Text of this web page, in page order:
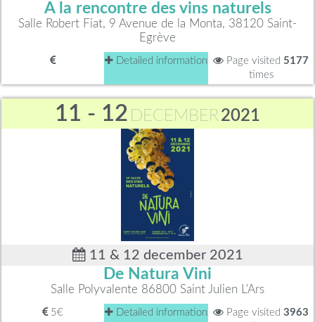
A la rencontre des vins naturels
Salle Robert Fiat, 9 Avenue de la Monta, 38120 Saint-
Egrève
Detailed information Page visited 5177
times
11 - 12 DECEMBER2021
11 & 12 december 2021
De Natura Vini
Salle Polyvalente 86800 Saint Julien L'Ars
5€ Detailed information Page visited 3963